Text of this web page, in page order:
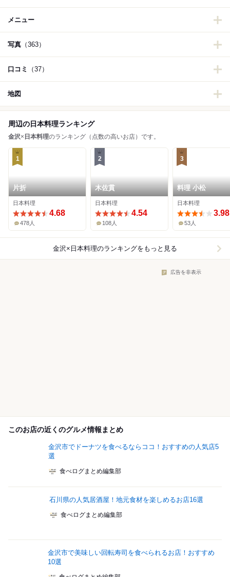
メニュー
写真 （363）
口コミ （37）
地図
周辺の日本料理ランキング
金沢× 日本料理のランキング（点数の高いお店）です。
1
片折
日本料理
4.68
478人
2
木佐貫
日本料理
4.54
108人
3
料理 小松
日本料理
3.98
53人
金沢×日本料理のランキングをもっと見る
広告を非表示
このお店の近くのグルメ情報まとめ
金沢市でドーナツを食べるならココ！おすすめの人気店5
選
食べログまとめ編集部
石川県の人気居酒屋！地元食材を楽しめるお店16選
食べログまとめ編集部
金沢市で美味しい回転寿司を食べられるお店！おすすめ
10選